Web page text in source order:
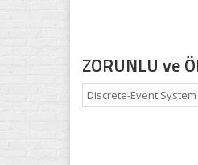
ZORUNLU ve
Discrete-Event